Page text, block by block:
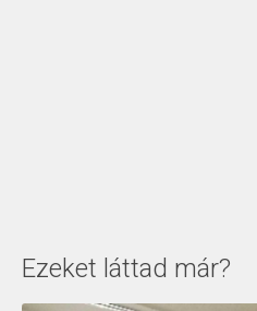
Ezeket láttad már?